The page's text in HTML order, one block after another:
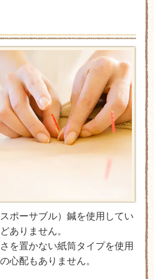
ポーサブル）鍼を使用してい
ありません。
を置かない紙筒タイプを使用
心配もありません。